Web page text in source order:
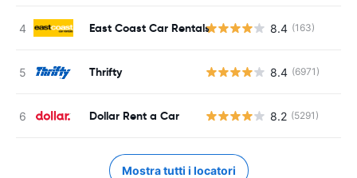
East Coast Car Rentals 8.4 (163)
Thrifty 8.4 (6971)
Dollar Rent a Car 8.2 (5291)
Mostra tutti i locatori